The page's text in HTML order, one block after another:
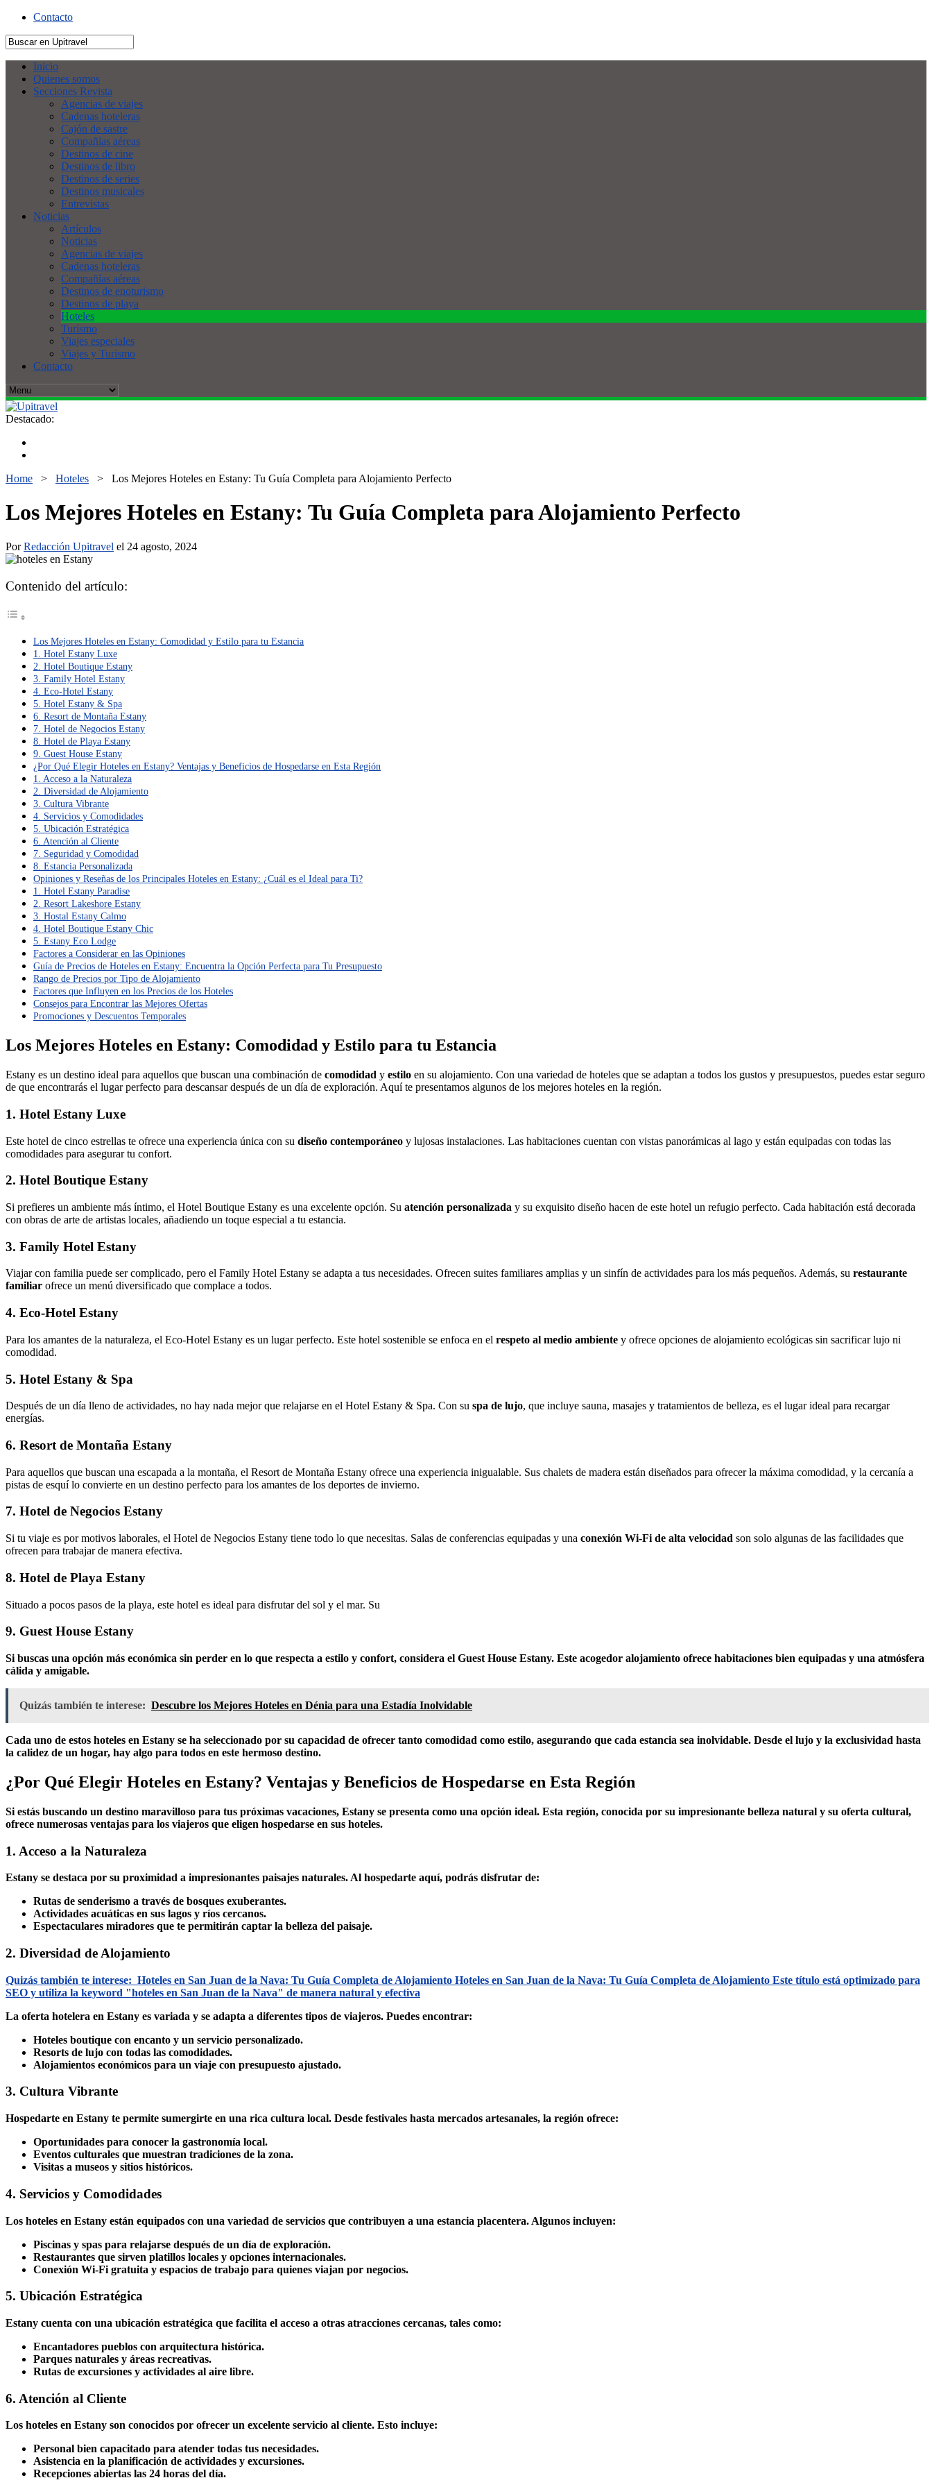
Contacto
Inicio
Quienes somos
Secciones Revista
Agencias de viajes
Cadenas hoteleras
Cajón de sastre
Compañías aéreas
Destinos de cine
Destinos de libro
Destinos de series
Destinos musicales
Entrevistas
Noticias
Artículos
Noticias
Agencias de viajes
Cadenas hoteleras
Compañías aéreas
Destinos de enoturismo
Destinos de playa
Hoteles
Turismo
Viajes especiales
Viajes y Turismo
Contacto
Destacado:
Home > Hoteles > Los Mejores Hoteles en Estany: Tu Guía Completa para Alojamiento Perfecto
Los Mejores Hoteles en Estany: Tu Guía Completa para Alojamiento Perfecto
PorRedacción Upitravel el 24 agosto, 2024
Contenido del artículo:
Los Mejores Hoteles en Estany: Comodidad y Estilo para tu Estancia
1. Hotel Estany Luxe
2. Hotel Boutique Estany
3. Family Hotel Estany
4. Eco-Hotel Estany
5. Hotel Estany & Spa
6. Resort de Montaña Estany
7. Hotel de Negocios Estany
8. Hotel de Playa Estany
9. Guest House Estany
¿Por Qué Elegir Hoteles en Estany? Ventajas y Beneficios de Hospedarse en Esta Región
1. Acceso a la Naturaleza
2. Diversidad de Alojamiento
3. Cultura Vibrante
4. Servicios y Comodidades
5. Ubicación Estratégica
6. Atención al Cliente
7. Seguridad y Comodidad
8. Estancia Personalizada
Opiniones y Reseñas de los Principales Hoteles en Estany: ¿Cuál es el Ideal para Ti?
1. Hotel Estany Paradise
2. Resort Lakeshore Estany
3. Hostal Estany Calmo
4. Hotel Boutique Estany Chic
5. Estany Eco Lodge
Factores a Considerar en las Opiniones
Guía de Precios de Hoteles en Estany: Encuentra la Opción Perfecta para Tu Presupuesto
Rango de Precios por Tipo de Alojamiento
Factores que Influyen en los Precios de los Hoteles
Consejos para Encontrar las Mejores Ofertas
Promociones y Descuentos Temporales
Los Mejores Hoteles en Estany: Comodidad y Estilo para tu Estancia
Estany es un destino ideal para aquellos que buscan una combinación de comodidad y estilo en su alojamiento. Con una variedad de hoteles que se adaptan a todos los gustos y presupuestos, puedes estar seguro
de que encontrarás el lugar perfecto para descansar después de un día de exploración. Aquí te presentamos algunos de los mejores hoteles en la región.
1. Hotel Estany Luxe
Este hotel de cinco estrellas te ofrece una experiencia única con su diseño contemporáneo y lujosas instalaciones. Las habitaciones cuentan con vistas panorámicas al lago y están equipadas con todas las
comodidades para asegurar tu confort.
2. Hotel Boutique Estany
Si prefieres un ambiente más íntimo, el Hotel Boutique Estany es una excelente opción. Su atención personalizada y su exquisito diseño hacen de este hotel un refugio perfecto. Cada habitación está decorada
con obras de arte de artistas locales, añadiendo un toque especial a tu estancia.
3. Family Hotel Estany
Viajar con familia puede ser complicado, pero el Family Hotel Estany se adapta a tus necesidades. Ofrecen suites familiares amplias y un sinfín de actividades para los más pequeños. Además, su restaurante
familiar ofrece un menú diversificado que complace a todos.
4. Eco-Hotel Estany
Para los amantes de la naturaleza, el Eco-Hotel Estany es un lugar perfecto. Este hotel sostenible se enfoca en el respeto al medio ambiente y ofrece opciones de alojamiento ecológicas sin sacrificar lujo ni
comodidad.
5. Hotel Estany & Spa
Después de un día lleno de actividades, no hay nada mejor que relajarse en el Hotel Estany & Spa. Con su spa de lujo, que incluye sauna, masajes y tratamientos de belleza, es el lugar ideal para recargar
energías.
6. Resort de Montaña Estany
Para aquellos que buscan una escapada a la montaña, el Resort de Montaña Estany ofrece una experiencia inigualable. Sus chalets de madera están diseñados para ofrecer la máxima comodidad, y la cercanía a
pistas de esquí lo convierte en un destino perfecto para los amantes de los deportes de invierno.
7. Hotel de Negocios Estany
Si tu viaje es por motivos laborales, el Hotel de Negocios Estany tiene todo lo que necesitas. Salas de conferencias equipadas y una conexión Wi-Fi de alta velocidad son solo algunas de las facilidades que
ofrecen para trabajar de manera efectiva.
8. Hotel de Playa Estany
Situado a pocos pasos de la playa, este hotel es ideal para disfrutar del sol y el mar. Su
9. Guest House Estany
Si buscas una opción más económica sin perder en lo que respecta a estilo y confort, considera el Guest House Estany. Este acogedor alojamiento ofrece habitaciones bien equipadas y una atmósfera
cálida y amigable.
Quizás también te interese: Descubre los Mejores Hoteles en Dénia para una Estadía Inolvidable
Cada uno de estos hoteles en Estany se ha seleccionado por su capacidad de ofrecer tanto comodidad como estilo, asegurando que cada estancia sea inolvidable. Desde el lujo y la exclusividad hasta
la calidez de un hogar, hay algo para todos en este hermoso destino.
¿Por Qué Elegir Hoteles en Estany? Ventajas y Beneficios de Hospedarse en Esta Región
Si estás buscando un destino maravilloso para tus próximas vacaciones, Estany se presenta como una opción ideal. Esta región, conocida por su impresionante belleza natural y su oferta cultural,
ofrece numerosas ventajas para los viajeros que eligen hospedarse en sus hoteles.
1. Acceso a la Naturaleza
Estany se destaca por su proximidad a impresionantes paisajes naturales. Al hospedarte aquí, podrás disfrutar de:
Rutas de senderismo a través de bosques exuberantes.
Actividades acuáticas en sus lagos y ríos cercanos.
Espectaculares miradores que te permitirán captar la belleza del paisaje.
2. Diversidad de Alojamiento
Quizás también te interese: Hoteles en San Juan de la Nava: Tu Guía Completa de Alojamiento Hoteles en San Juan de la Nava: Tu Guía Completa de Alojamiento Este título está optimizado para
SEO y utiliza la keyword "hoteles en San Juan de la Nava" de manera natural y efectiva
La oferta hotelera en Estany es variada y se adapta a diferentes tipos de viajeros. Puedes encontrar:
Hoteles boutique con encanto y un servicio personalizado.
Resorts de lujo con todas las comodidades.
Alojamientos económicos para un viaje con presupuesto ajustado.
3. Cultura Vibrante
Hospedarte en Estany te permite sumergirte en una rica cultura local. Desde festivales hasta mercados artesanales, la región ofrece:
Oportunidades para conocer la gastronomía local.
Eventos culturales que muestran tradiciones de la zona.
Visitas a museos y sitios históricos.
4. Servicios y Comodidades
Los hoteles en Estany están equipados con una variedad de servicios que contribuyen a una estancia placentera. Algunos incluyen:
Piscinas y spas para relajarse después de un día de exploración.
Restaurantes que sirven platillos locales y opciones internacionales.
Conexión Wi-Fi gratuita y espacios de trabajo para quienes viajan por negocios.
5. Ubicación Estratégica
Estany cuenta con una ubicación estratégica que facilita el acceso a otras atracciones cercanas, tales como:
Encantadores pueblos con arquitectura histórica.
Parques naturales y áreas recreativas.
Rutas de excursiones y actividades al aire libre.
6. Atención al Cliente
Los hoteles en Estany son conocidos por ofrecer un excelente servicio al cliente. Esto incluye:
Personal bien capacitado para atender todas tus necesidades.
Asistencia en la planificación de actividades y excursiones.
Recepciones abiertas las 24 horas del día.